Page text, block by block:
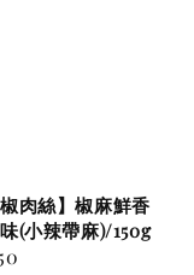
椒肉絲】椒麻鮮香
(小辣帶麻)/150g